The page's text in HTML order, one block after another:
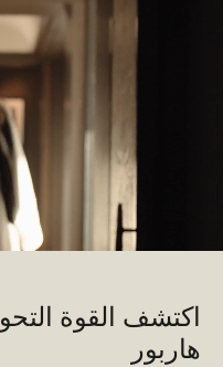
اكتشف القوة
هاربور